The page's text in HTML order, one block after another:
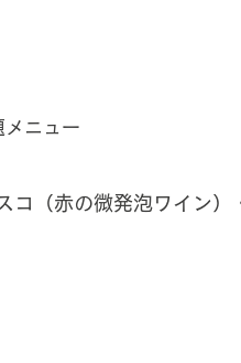
メニュー
コ（赤の微発泡ワイン）